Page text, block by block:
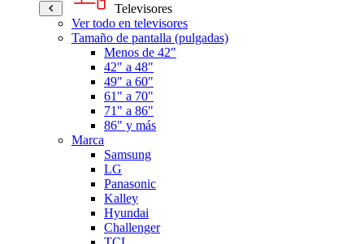
Televisores
Ver todo en televisores
Tamaño de pantalla (pulgadas)
Menos de 42"
42" a 48"
49" a 60"
61" a 70"
71" a 86"
86" y más
Marca
Samsung
LG
Panasonic
Kalley
Hyundai
Challenger